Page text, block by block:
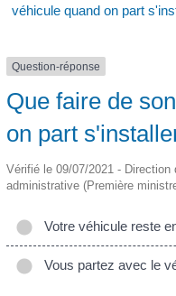
véhicule quand on part
Question-réponse
Que faire de
on part
Vérifié le 09/07/2021 - Direction
administrative (Première
Votre véhicule reste
Vous partez avec le